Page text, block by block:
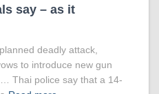
say – as it
deadly attack,
to introduce new gun
Thai police say that a 14-